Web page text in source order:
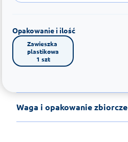
Opakowanie i ilość
Zawieszka
plastikowa
1 szt
Waga i opakowanie zbiorcze